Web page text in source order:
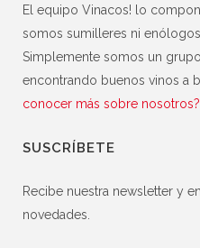
El equipo Vinacos! lo
somos sumilleres ni enólogos.
Simplemente somos un
encontrando buenos vinos a
conocer más sobre nosotros?
SUSCRÍBETE
Recibe nuestra newsletter y
novedades.